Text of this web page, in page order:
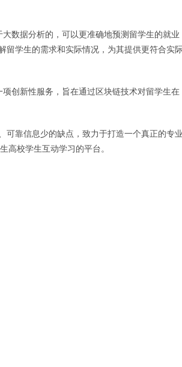
数据分析的，可以更准确地预测留学生的就业
留学生的需求和实际情况，为其提供更符合实
创新性服务，旨在通过区块链技术对留学生在
可靠信息少的缺点，致力于打造一个真正的专
高校学生互动学习的平台。